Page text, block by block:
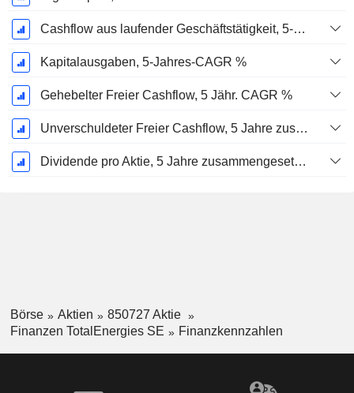
Cashflow aus laufender Geschäftstätigkeit, 5-Jahres-CAGR %
Kapitalausgaben, 5-Jahres-CAGR %
Gehebelter Freier Cashflow, 5 Jähr. CAGR %
Unverschuldeter Freier Cashflow, 5 Jahre zusammengesetzte jährliche Wachstumsrate %
Dividende pro Aktie, 5 Jahre zusammengesetzte jährliche Wachstumsrate %
Börse Aktien
850727 Aktie
Finanzen TotalEnergies SE
Finanzkennzahlen